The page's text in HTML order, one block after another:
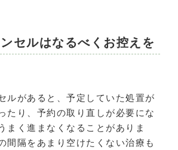
セルはなるべくお控えを
ルがあると、予定していた処置が
たり、予約の取り直しが必要にな
まく進まなくなることがありま
間隔をあまり空けたくない治療も